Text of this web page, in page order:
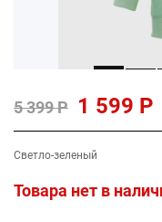
5 399 Р 1 599 Р
Светло-зеленый
Товара нет в